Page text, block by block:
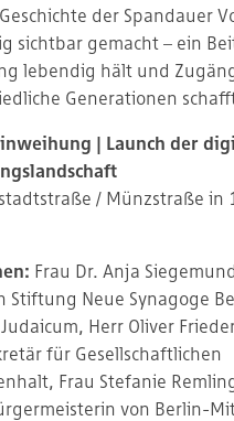
der Spandauer
sichtbar gemacht – ein
lebendig hält und
Generationen
| Launch der
/ Münzstraße in
Frau Dr. Anja
Stiftung Neue Synagoge
Herr Oliver
für Gesellschaftlichen
Frau Stefanie
von Berlin-